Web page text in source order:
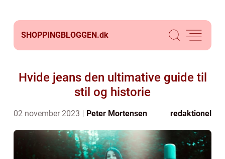
SHOPPINGBLOGGEN.dk
Hvide jeans den ultimative guide til
stil og historie
02 november 2023 Peter Mortensen redaktionel